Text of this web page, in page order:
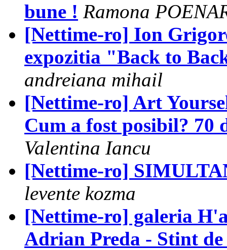
bune ! Ramona
[Nettime-ro] Ion
expozitia "Back to
andreiana mihail
[Nettime-ro] Art
Cum a fost posibil? 70
Valentina Iancu
[Nettime-ro]
levente kozma
[Nettime-ro] galeria
Adrian Preda - Stint